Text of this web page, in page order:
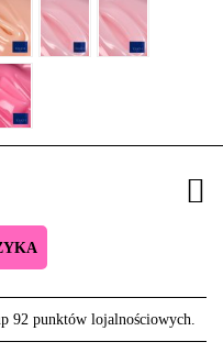
92 punktów lojalnościowych.